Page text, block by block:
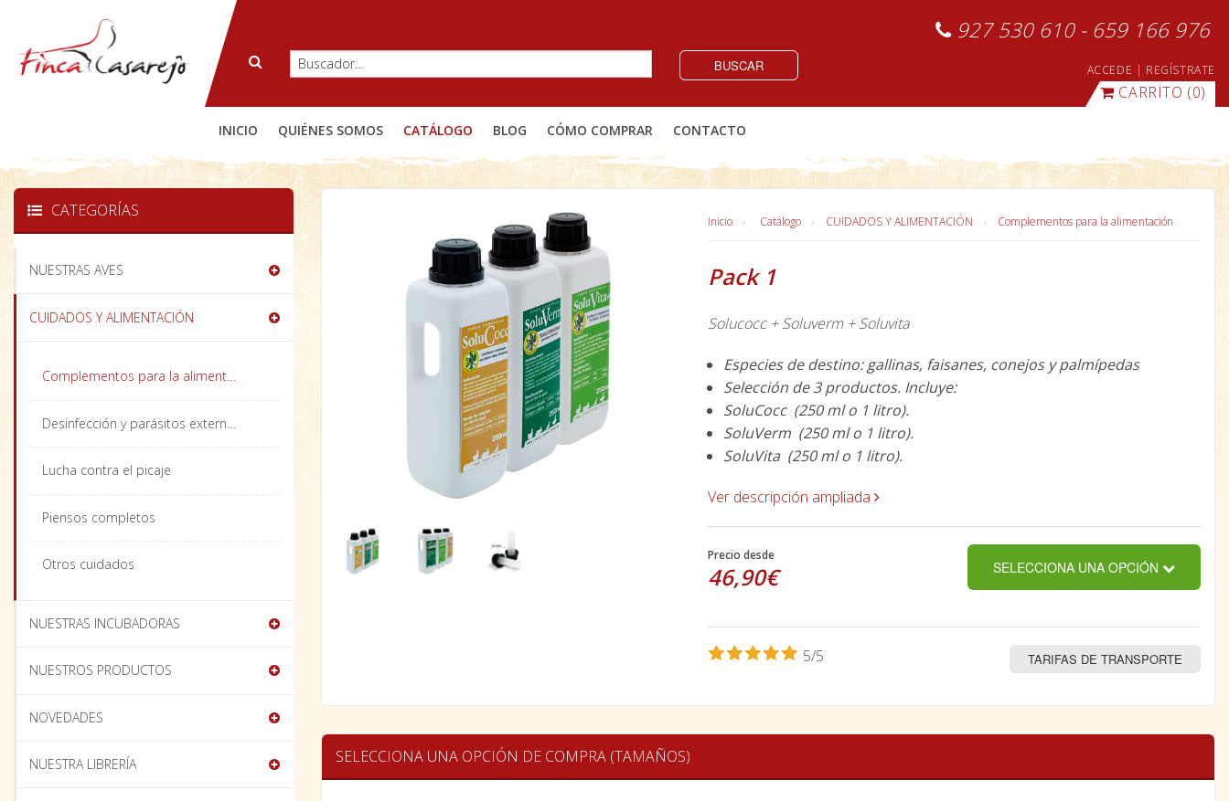
927 530 610 - 659 166 976
BUSCAR ACCEDE | REGÍSTRATE
CARRITO (0)
INICIO QUIÉNES SOMOS CATÁLOGO BLOG CÓMO COMPRAR CONTACTO
Inicio Catálogo CUIDADOS Y ALIMENTACIÓN Complementos para la alimentación
Pack 1
Solucocc + Soluverm + Soluvita
Especies de destino: gallinas, faisanes, conejos y palmípedas
Selección de 3 productos. Incluye:
SoluCocc (250 ml o 1 litro).
SoluVerm (250 ml o 1 litro).
SoluVita (250 ml o 1 litro).
Ver descripción ampliada
Precio desde
46,90€ SELECCIONA UNA OPCIÓN
5/5 TARIFAS DE TRANSPORTE
SELECCIONA UNA OPCIÓN DE COMPRA (TAMAÑOS)
CATEGORÍAS
NUESTRAS AVES
CUIDADOS Y ALIMENTACIÓN
Complementos para la alimentación
Desinfección y parásitos externos
Lucha contra el picaje
Piensos completos
Otros cuidados
NUESTRAS INCUBADORAS
NUESTROS PRODUCTOS
NOVEDADES
NUESTRA LIBRERÍA